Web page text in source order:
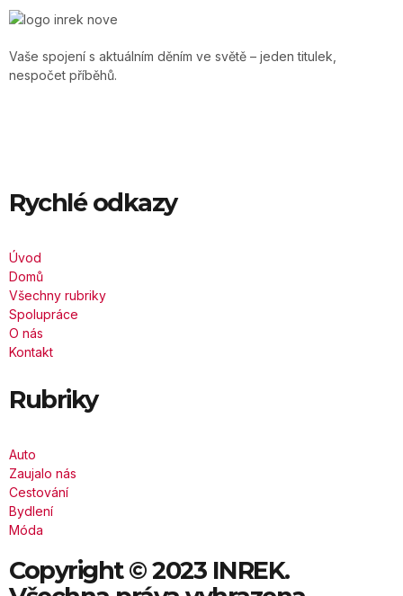
Vaše spojení s aktuálním děním ve světě – jeden titulek,
nespočet příběhů.
Rychlé odkazy
Úvod
Domů
Všechny rubriky
Spolupráce
O nás
Kontakt
Rubriky
Auto
Zaujalo nás
Cestování
Bydlení
Móda
Copyright © 2023 INREK.